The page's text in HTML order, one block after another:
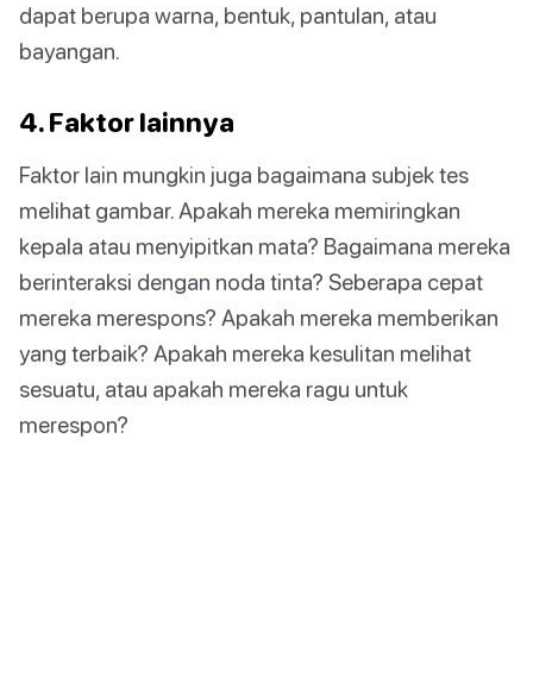
dapat berupa warna, bentuk, pantulan, atau
bayangan.
4. Faktor lainnya
Faktor lain mungkin juga bagaimana subjek tes
melihat gambar. Apakah mereka memiringkan
kepala atau menyipitkan mata? Bagaimana mereka
berinteraksi dengan noda tinta? Seberapa cepat
mereka merespons? Apakah mereka memberikan
yang terbaik? Apakah mereka kesulitan melihat
sesuatu, atau apakah mereka ragu untuk
merespon?